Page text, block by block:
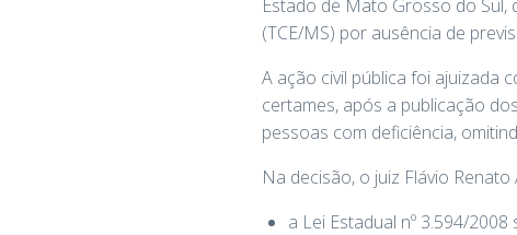
Estado de Mato Grosso do
(TCE/MS) por ausência de
A ação civil pública foi ajuizada
certames, após a publicação
pessoas com deficiência,
Na decisão, o juiz Flávio
a Lei Estadual nº 3.594/